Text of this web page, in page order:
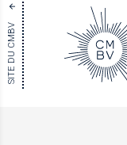
SITE DU CMBV